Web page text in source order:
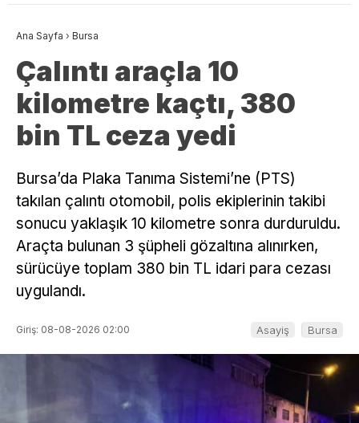
Ana Sayfa › Bursa
Çalıntı araçla 10
kilometre kaçtı, 380
bin TL ceza yedi
Bursa’da Plaka Tanıma Sistemi’ne (PTS)
takılan çalıntı otomobil, polis ekiplerinin takibi
sonucu yaklaşık 10 kilometre sonra durduruldu.
Araçta bulunan 3 şüpheli gözaltına alınırken,
sürücüye toplam 380 bin TL idari para cezası
uygulandı.
Giriş: 08-08-2026 02:00 Asayiş Bursa